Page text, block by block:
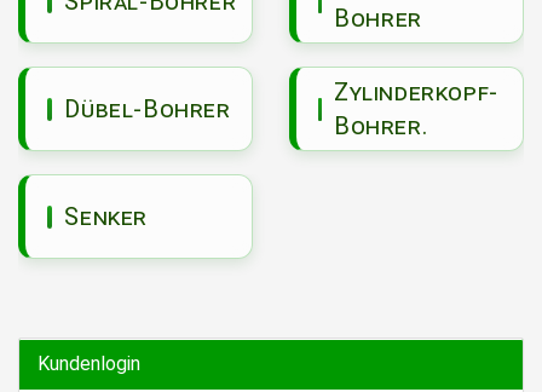
Bohrer
Dübel-Bohrer
Zylinderkopf-
Bohrer.
Senker
Kundenlogin